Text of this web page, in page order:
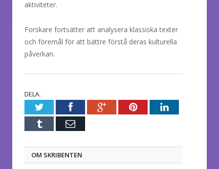
aktiviteter.
Forskare fortsätter att analysera klassiska texter
och föremål för att bättre förstå deras kulturella
påverkan.
DELA.
TwitterFacebookGoogle+PinterestLinkedIn
Tumblr E-
OM SKRIBENTEN